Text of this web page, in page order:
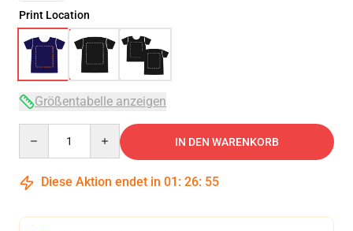
Print Location
Größentabelle anzeigen
IN DEN WARENKORB
Diese Aktion endet in 01 : 26: 54